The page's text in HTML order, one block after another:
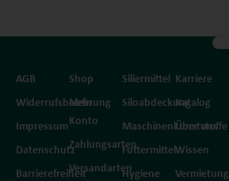
AGB
Widerrufsbelehrung
Impressum
Datenschutz
Barrierefreiheit
Shop
Mein
Konto
Zahlungsarten
Versandarten
Siliermittel
Siloabdeckung
Maschinenkunststoffe
Futtermittel
Hygiene
Karriere
Katalog
Über uns
Wissen
Vermietung